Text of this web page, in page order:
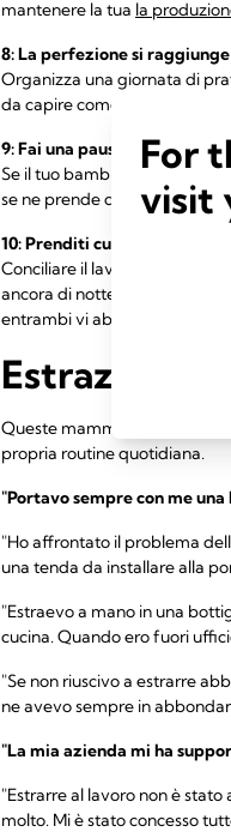
mantenere la tua la
8: La perfezione si
Organizza una giornata di
da capire come estrarre e
9: Fai una pausa
Se il tuo bambino viene
se ne prende cura) potrebbe
10: Prenditi cura di te
Conciliare il lavoro con il
ancora di notte. Fai un passo
entrambi vi abituerete a
Estrazione
Queste mamme hanno
propria routine quotidiana.
"Portavo sempre con me
"Ho affrontato il problema
una tenda da installare alla
"Estraevo a mano in una
cucina. Quando ero fuori
"Se non riuscivo a estrarre
ne avevo sempre in
"La mia azienda mi ha
"Estrarre al lavoro non è
molto. Mi è stato concesso
For
visit